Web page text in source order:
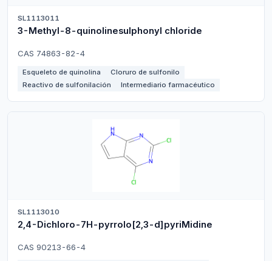
SL1113011
3-Methyl-8-quinolinesulphonyl chloride
CAS 74863-82-4
Esqueleto de quinolina
Cloruro de sulfonilo
Reactivo de sulfonilación
Intermediario farmacéutico
SL1113010
2,4-Dichloro-7H-pyrrolo[2,3-d]pyriMidine
CAS 90213-66-4